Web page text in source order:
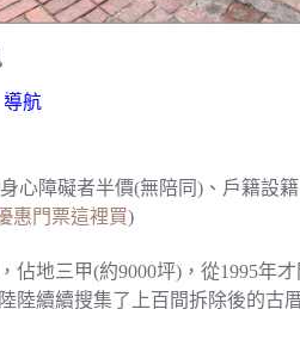
導航
心障礙者半價(無陪同)、戶籍設
惠門票這裡買)
佔地三甲(約9000坪)，從1995年
陸續續搜集了上百間拆除後的古